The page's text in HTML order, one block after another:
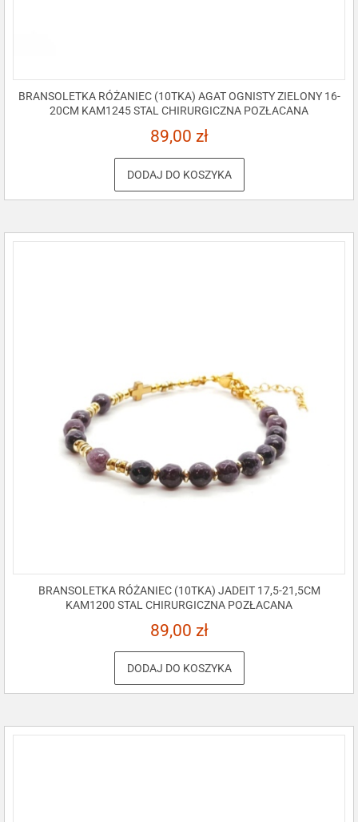
BRANSOLETKA RÓŻANIEC (10TKA) AGAT OGNISTY ZIELONY 16-
20CM KAM1245 STAL CHIRURGICZNA POZŁACANA
89,00 zł
DODAJ DO KOSZYKA
BRANSOLETKA RÓŻANIEC (10TKA) JADEIT 17,5-21,5CM
KAM1200 STAL CHIRURGICZNA POZŁACANA
89,00 zł
DODAJ DO KOSZYKA